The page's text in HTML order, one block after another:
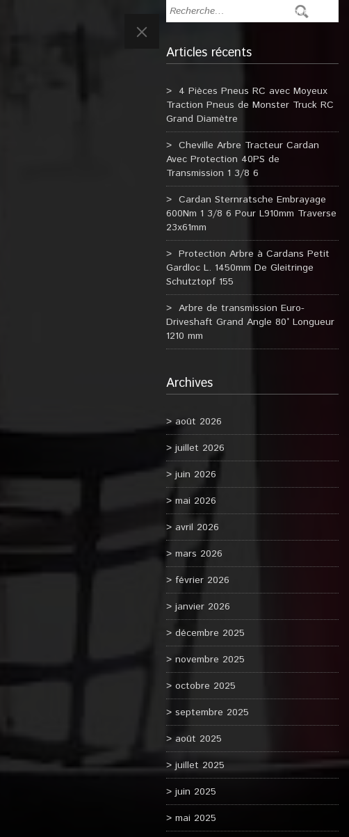
Articles récents
4 Pièces Pneus RC avec Moyeux
Traction Pneus de Monster Truck RC
Grand Diamètre
Cheville Arbre Tracteur Cardan
Avec Protection 40PS de
Transmission 1 3/8 6
Cardan Sternratsche Embrayage
600Nm 1 3/8 6 Pour L910mm Traverse
23x61mm
Protection Arbre à Cardans Petit
Gardloc L. 1450mm De Gleitringe
Schutztopf 155
Arbre de transmission Euro-
Driveshaft Grand Angle 80° Longueur
1210 mm
Archives
août 2026
juillet 2026
juin 2026
mai 2026
avril 2026
mars 2026
février 2026
janvier 2026
décembre 2025
novembre 2025
octobre 2025
septembre 2025
août 2025
juillet 2025
juin 2025
mai 2025